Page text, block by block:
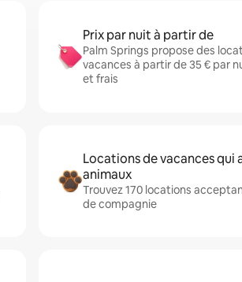
Prix par nuit à partir de
Palm Springs propose des
vacances à partir de 35 € par
et frais
Locations de vacances qui
animaux
Trouvez 170 locations
de compagnie